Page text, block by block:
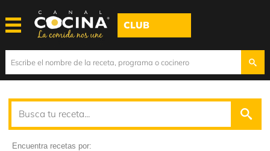
CLUB
Encuentra recetas por: